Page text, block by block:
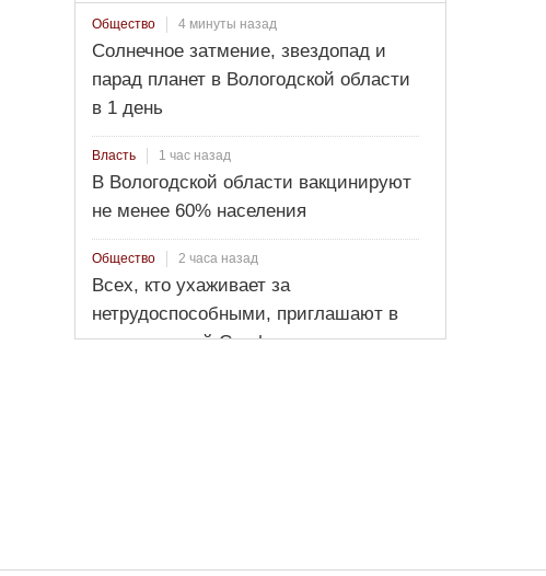
Общество 4 минуты назад
Солнечное затмение, звездопад и
парад планет в Вологодской области
в 1 день
Власть 1 час назад
В Вологодской области вакцинируют
не менее 60% населения
Общество 2 часа назад
Всех, кто ухаживает за
нетрудоспособными, приглашают в
региональный Соцфонд